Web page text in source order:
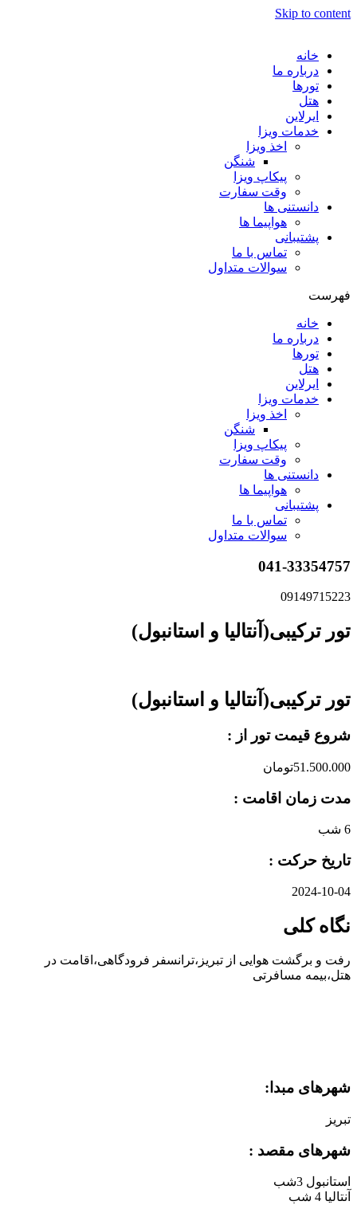
Skip to content
خانه
درباره ما
تورها
هتل
ایرلاین
خدمات ویزا
اخذ ویزا
شنگن
پیکاپ ویزا
وقت سفارت
دانستنی ها
هواپیما ها
پشتیبانی
تماس با ما
سوالات متداول
فهرست
خانه
درباره ما
تورها
هتل
ایرلاین
خدمات ویزا
اخذ ویزا
شنگن
پیکاپ ویزا
وقت سفارت
دانستنی ها
هواپیما ها
پشتیبانی
تماس با ما
سوالات متداول
041-33354757
09149715223
تور ترکیبی(آنتالیا و استانبول)
تور ترکیبی(آنتالیا و استانبول)
شروع قیمت تور از :
51.500.000تومان
مدت زمان اقامت :
6 شب
تاریخ حرکت :
2024-10-04
نگاه کلی
رفت و برگشت هوایی از تبریز،ترانسفر فرودگاهی،اقامت در
هتل،بیمه مسافرتی
شهرهای مبدا:
تبریز
شهرهای مقصد :
استانبول 3شب
آنتالیا 4 شب